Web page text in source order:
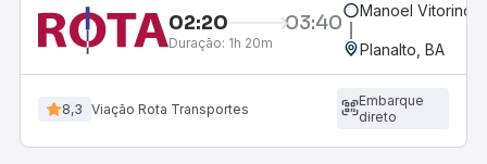
02:20 03:40
Duração: 1h 20m
Manoel Vitorino,
Planalto, BA
8,3 Viação Rota Transportes
Embarque
direto